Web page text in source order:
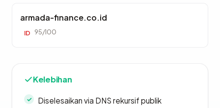
armada-finance.co.id
ID 95/100
Kelebihan
Diselesaikan via DNS rekursif publik